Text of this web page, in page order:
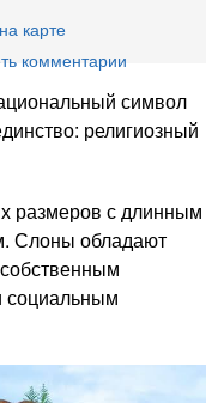
карте
комментарии
символ
религиозный
размеров с длинным
Слоны обладают
социальным